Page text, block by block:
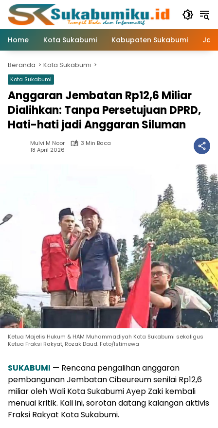
Langsung
konten
Home
Kota Sukabumi Kabupaten Sukabumi
Beranda Kota Sukabumi
Kota Sukabumi
Anggaran Jembatan Rp12,6 Miliar
Dialihkan: Tanpa Persetujuan DPRD,
Hati-hati jadi Anggaran Siluman
Mulvi M Noor
3 Min Baca
18 April 2026
Ketua Majelis Hukum & HAM Muhammadiyah Kota Sukabumi sekaligus
Ketua Fraksi Rakyat, Rozak Daud. Foto/Istimewa
SUKABUMI — Rencana pengalihan anggaran
pembangunan Jembatan Cibeureum senilai Rp12,6
miliar oleh Wali Kota Sukabumi Ayep Zaki kembali
menuai kritik. Kali ini, sorotan datang kalangan aktivis
Fraksi Rakyat Kota Sukabumi.